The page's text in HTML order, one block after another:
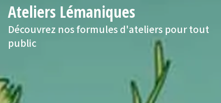
Ateliers Lémaniques
Découvrez nos formules d'ateliers pour tout
public